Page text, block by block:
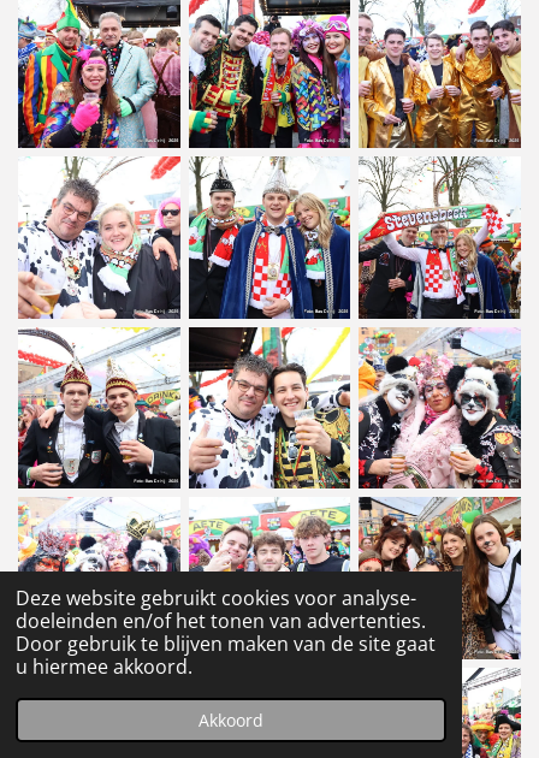
Deze website gebruikt cookies voor analyse-
doeleinden en/of het tonen van advertenties.
Door gebruik te blijven maken van de site gaat
u hiermee akkoord.
Akkoord